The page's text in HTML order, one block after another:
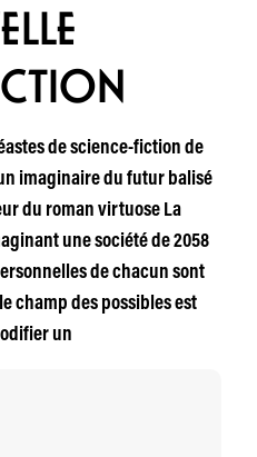
de science-fiction de
imaginaire du futur balisé
du roman virtuose La
une société de 2058
de chacun sont
champ des possibles est
un